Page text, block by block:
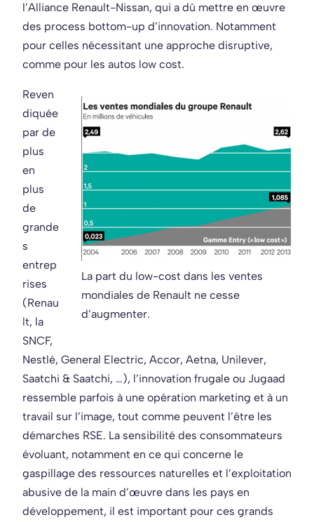
l’Alliance Renault-Nissan, qui a dû mettre en œuvre
des process bottom-up d’innovation. Notamment
pour celles nécessitant une approche disruptive,
comme pour les autos low cost.
La part du low-cost dans les ventes
mondiales de Renault ne cesse
d’augmenter.
Reven
diquée
par de
plus
en
plus
de
grande
s
entrep
rises
(Renau
lt, la
SNCF,
Nestlé, General Electric, Accor, Aetna, Unilever,
Saatchi & Saatchi, …), l’innovation frugale ou Jugaad
ressemble parfois à une opération marketing et à un
travail sur l’image, tout comme peuvent l’être les
démarches RSE. La sensibilité des consommateurs
évoluant, notamment en ce qui concerne le
gaspillage des ressources naturelles et l’exploitation
abusive de la main d’œuvre dans les pays en
développement, il est important pour ces grands